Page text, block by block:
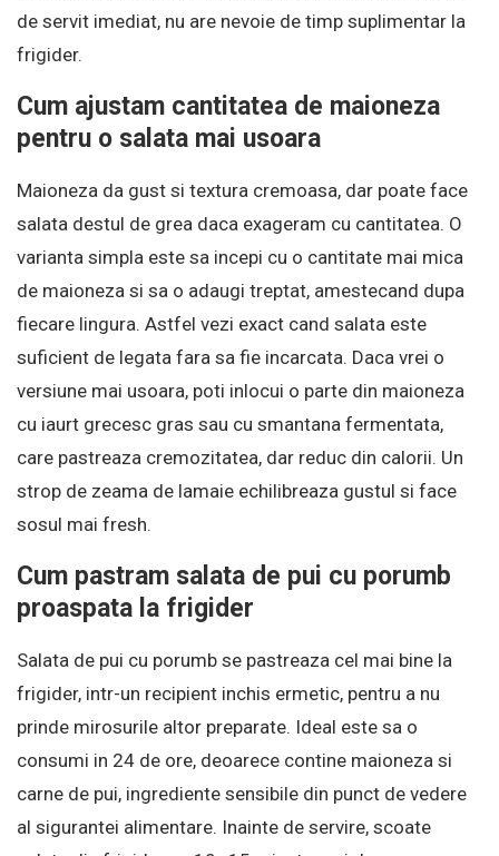
de servit imediat, nu are nevoie de timp suplimentar la
frigider.
Cum ajustam cantitatea de maioneza
pentru o salata mai usoara
Maioneza da gust si textura cremoasa, dar poate face
salata destul de grea daca exageram cu cantitatea. O
varianta simpla este sa incepi cu o cantitate mai mica
de maioneza si sa o adaugi treptat, amestecand dupa
fiecare lingura. Astfel vezi exact cand salata este
suficient de legata fara sa fie incarcata. Daca vrei o
versiune mai usoara, poti inlocui o parte din maioneza
cu iaurt grecesc gras sau cu smantana fermentata,
care pastreaza cremozitatea, dar reduc din calorii. Un
strop de zeama de lamaie echilibreaza gustul si face
sosul mai fresh.
Cum pastram salata de pui cu porumb
proaspata la frigider
Salata de pui cu porumb se pastreaza cel mai bine la
frigider, intr-un recipient inchis ermetic, pentru a nu
prinde mirosurile altor preparate. Ideal este sa o
consumi in 24 de ore, deoarece contine maioneza si
carne de pui, ingrediente sensibile din punct de vedere
al sigurantei alimentare. Inainte de servire, scoate